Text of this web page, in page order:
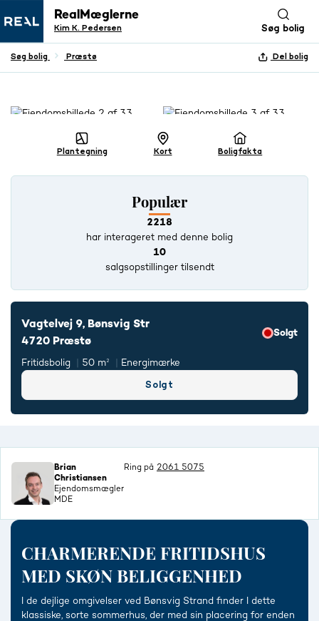
RealMæglerne
Kim K. Pedersen Søg bolig
Søg bolig Præstø Del bolig
+ 32 BILLEDER
Boligfakta
Plantegning Kort
Populær
2218
har interageret med denne bolig
10
salgsopstillinger tilsendt
Vagtelvej 9, Bønsvig Str
4720 Præstø
Solgt
Fritidsbolig 50 m² Energimærke
Solgt
Brian
Christiansen
Ejendomsmægler
MDE
Ring på 2061 5075
CHARMERENDE FRITIDSHUS
MED SKØN BELIGGENHED
I de dejlige omgivelser ved Bønsvig Strand finder I dette
klassiske, sorte sommerhus, der med sin placering for enden